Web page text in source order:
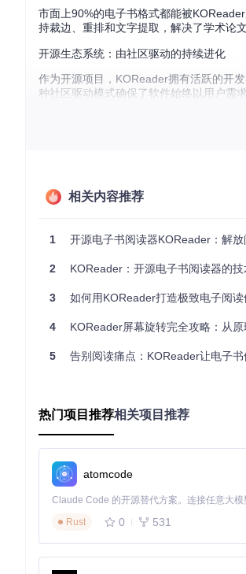
市面上90%的电子书格式都能被
持裁边、重排和文字提取，解决了学术论
开源生态系统：由社区驱动的持续进化
作为开源项目，KOReader拥有活跃的开
种社区驱动模式确保了软件始终以用户需
图：KOReader阅读界面展示，包含目录
零基础安装：3步开启阅读之旅
构建项目 ： 进入项目目录后运行
koreader
Kindle用户：通过USB将构建产物复
Android用户：直接安装APK文件
触控区域高效操作：掌握屏幕交互逻辑
KOReader的触控设计非常直观，掌握这
图：KOReader触控区域分布图，展示了
相关内容推荐
1 开源电子书阅读器KOReader：解
2 KOReader：开源电子书阅读器的
3 如何用KOReader打造极致电子阅
4 KOReader屏幕旋转完全攻略：从
5 告别阅读痛点：KOReader让电子
热门项目推荐相关项目推荐
atomcode
Rust
0 531